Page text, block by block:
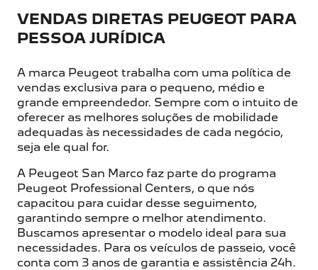
VENDAS DIRETAS PEUGEOT PARA
PESSOA JURÍDICA
A marca Peugeot trabalha com uma política de
vendas exclusiva para o pequeno, médio e
grande empreendedor. Sempre com o intuito de
oferecer as melhores soluções de mobilidade
adequadas às necessidades de cada negócio,
seja ele qual for.
A Peugeot San Marco faz parte do programa
Peugeot Professional Centers, o que nós
capacitou para cuidar desse seguimento,
garantindo sempre o melhor atendimento.
Buscamos apresentar o modelo ideal para sua
necessidades. Para os veículos de passeio, você
conta com 3 anos de garantia e assistência 24h.